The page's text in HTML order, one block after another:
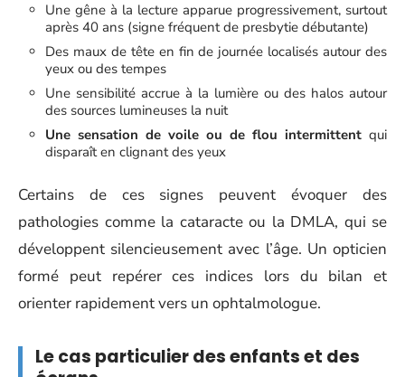
Une gêne à la lecture apparue progressivement, surtout
après 40 ans (signe fréquent de presbytie débutante)
Des maux de tête en fin de journée localisés autour des
yeux ou des tempes
Une sensibilité accrue à la lumière ou des halos autour
des sources lumineuses la nuit
Une sensation de voile ou de flou intermittent qui
disparaît en clignant des yeux
Certains de ces signes peuvent évoquer des
pathologies comme la cataracte ou la DMLA, qui se
développent silencieusement avec l’âge. Un opticien
formé peut repérer ces indices lors du bilan et
orienter rapidement vers un ophtalmologue.
Le cas particulier des enfants et des